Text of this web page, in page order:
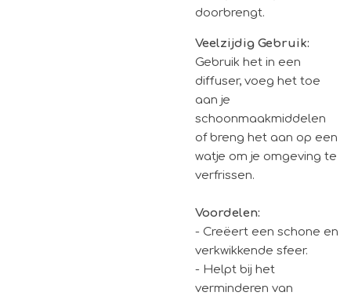
doorbrengt.
Veelzijdig Gebruik:
Gebruik het in een
diffuser, voeg het toe
aan je
schoonmaakmiddelen
of breng het aan op een
watje om je omgeving te
verfrissen.
Voordelen:
- Creëert een schone en
verkwikkende sfeer.
- Helpt bij het
verminderen van